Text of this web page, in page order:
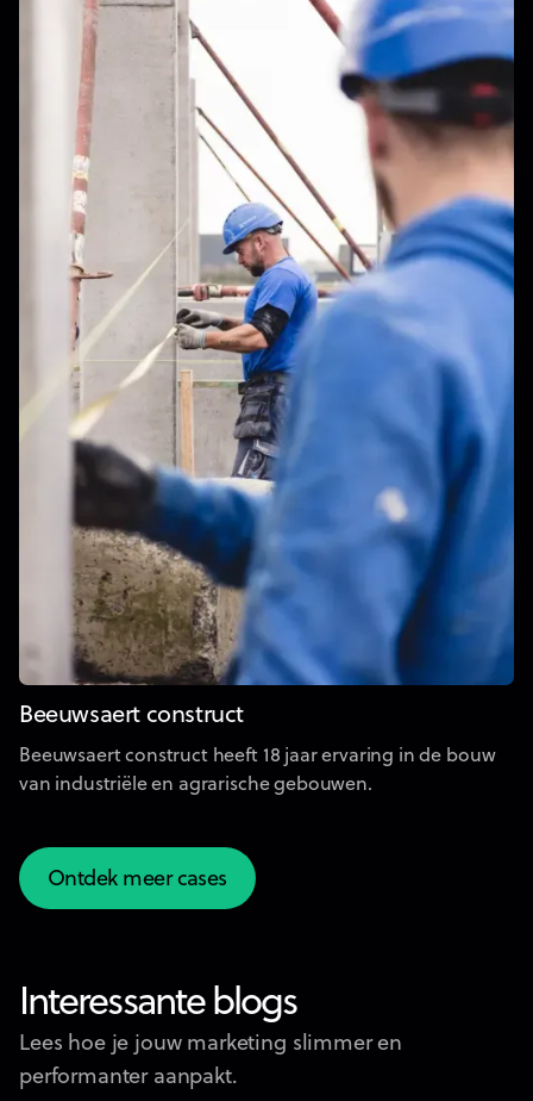
Beeuwsaert construct
Beeuwsaert construct heeft 18 jaar ervaring in de bouw
van industriële en agrarische gebouwen.
Ontdek meer cases
Ontdek meer cases
Interessante blogs
Lees hoe je jouw marketing slimmer en
performanter aanpakt.